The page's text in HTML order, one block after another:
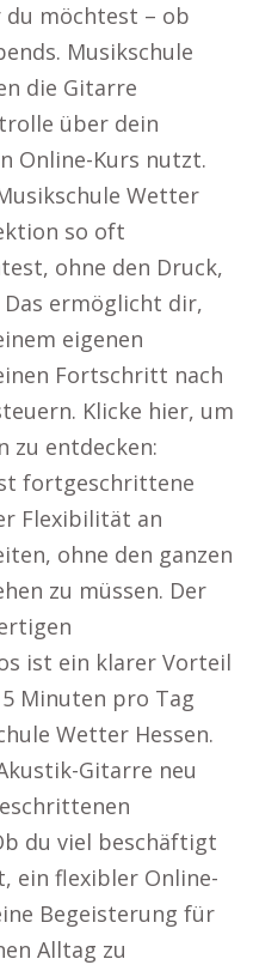
du möchtest – ob
Musikschule
die Gitarre
über dein
Online-Kurs nutzt.
Wetter
so oft
ohne den Druck,
ermöglicht dir,
eigenen
Fortschritt nach
Klicke hier, um
zu entdecken:
fortgeschrittene
Flexibilität an
ohne den ganzen
zu müssen. Der
ist ein klarer Vorteil
Minuten pro Tag
Wetter Hessen.
Gitarre neu
du viel beschäftigt
ein flexibler Online-
Begeisterung für
Alltag zu